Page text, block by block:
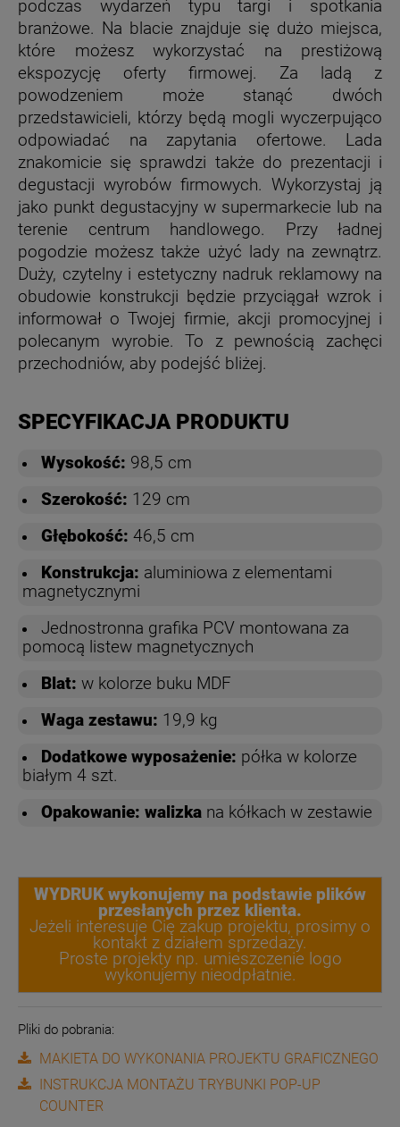
podczas wydarzeń typu targi i spotkania
branżowe. Na blacie znajduje się dużo miejsca,
które możesz wykorzystać na prestiżową
ekspozycję oferty firmowej. Za ladą z
powodzeniem może stanąć dwóch
przedstawicieli, którzy będą mogli wyczerpująco
odpowiadać na zapytania ofertowe. Lada
znakomicie się sprawdzi także do prezentacji i
degustacji wyrobów firmowych. Wykorzystaj ją
jako punkt degustacyjny w supermarkecie lub na
terenie centrum handlowego. Przy ładnej
pogodzie możesz także użyć lady na zewnątrz.
Duży, czytelny i estetyczny nadruk reklamowy na
obudowie konstrukcji będzie przyciągał wzrok i
informował o Twojej firmie, akcji promocyjnej i
polecanym wyrobie. To z pewnością zachęci
przechodniów, aby podejść bliżej.
SPECYFIKACJA PRODUKTU
Wysokość: 98,5 cm
Szerokość: 129 cm
Głębokość: 46,5 cm
Konstrukcja: aluminiowa z elementami
magnetycznymi
Jednostronna grafika PCV montowana za
pomocą listew magnetycznych
Blat: w kolorze buku MDF
Waga zestawu: 19,9 kg
Dodatkowe wyposażenie: półka w kolorze
białym 4 szt.
Opakowanie: walizka na kółkach w zestawie
WYDRUK wykonujemy na podstawie plików
przesłanych przez klienta.
Jeżeli interesuje Cię zakup projektu, prosimy o
kontakt z działem sprzedaży.
Proste projekty np. umieszczenie logo
wykonujemy nieodpłatnie.
Pliki do pobrania:
MAKIETA DO WYKONANIA PROJEKTU GRAFICZNEGO
INSTRUKCJA MONTAŻU TRYBUNKI POP-UP
COUNTER